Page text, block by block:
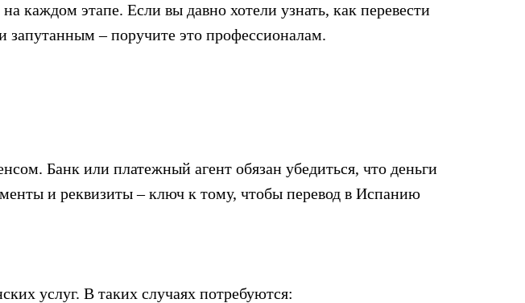
каждом этапе. Если вы давно хотели узнать, как перевести
– поручите это профессионалам.
Банк или платежный агент обязан убедиться, что деньги
и реквизиты – ключ к тому, чтобы перевод в Испанию
услуг. В таких случаях потребуются: